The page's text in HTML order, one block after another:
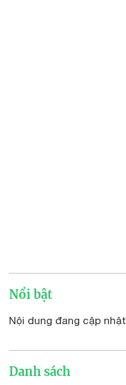
Nổi bật
Nội dung đang cập nhật
Danh sách